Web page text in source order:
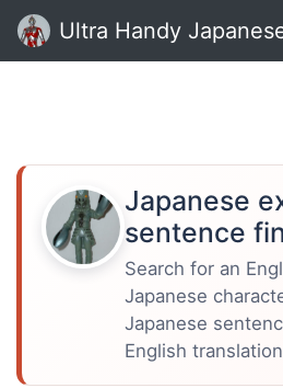
Ultra Handy
Japanese
sentence
Search for an
Japanese
Japanese
English